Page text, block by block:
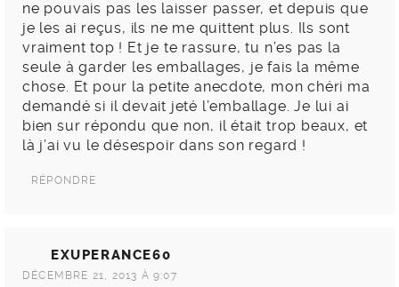
ne pouvais pas les laisser passer, et depuis que
je les ai reçus, ils ne me quittent plus. Ils sont
vraiment top ! Et je te rassure, tu n’es pas la
seule à garder les emballages, je fais la même
chose. Et pour la petite anecdote, mon chéri ma
demandé si il devait jeté l’emballage. Je lui ai
bien sur répondu que non, il était trop beaux, et
là j’ai vu le désespoir dans son regard !
RÉPONDRE
EXUPERANCE60
DÉCEMBRE 21, 2013 À 9:07